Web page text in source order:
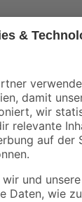
Angebote und